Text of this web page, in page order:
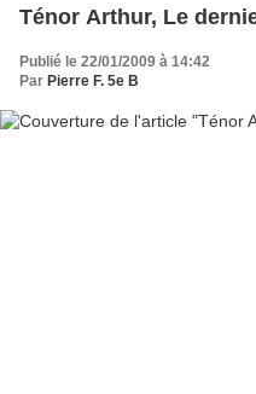
Ténor Arthur, Le
Publié le 22/01/2009 à 14:42
Par Pierre F. 5e B